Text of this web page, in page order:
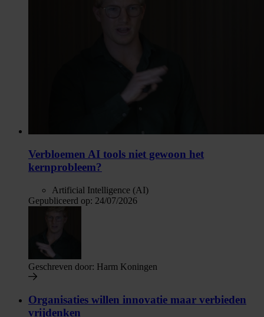
Verbloemen AI tools niet gewoon het
kernprobleem?
Artificial Intelligence (AI)
Gepubliceerd op: 24/07/2026
Geschreven door: Harm Koningen
Organisaties willen innovatie maar verbieden
vrijdenken